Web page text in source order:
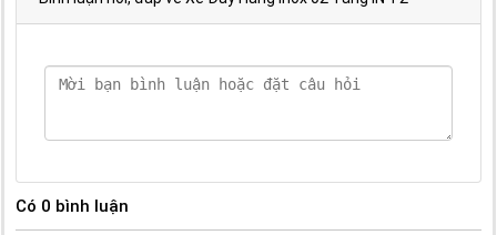
Có 0 bình luận